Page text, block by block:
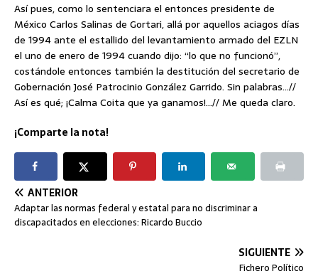
Así pues, como lo sentenciara el entonces presidente de
México Carlos Salinas de Gortari, allá por aquellos aciagos días
de 1994 ante el estallido del levantamiento armado del EZLN
el uno de enero de 1994 cuando dijo: “lo que no funcionó”,
costándole entonces también la destitución del secretario de
Gobernación José Patrocinio González Garrido. Sin palabras…//
Así es qué; ¡Calma Coita que ya ganamos!…// Me queda claro.
¡Comparte la nota!
ANTERIOR
Adaptar las normas federal y estatal para no discriminar a
discapacitados en elecciones: Ricardo Buccio
SIGUIENTE
Fichero Político